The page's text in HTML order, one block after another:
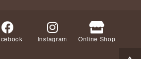
Instagram Online Shop